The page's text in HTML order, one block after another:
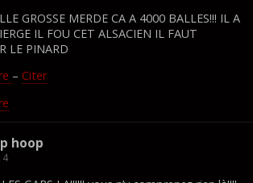
GROSSE MERDE CA A 4000 BALLES!!! IL A
IL FOU CET ALSACIEN IL FAUT
LE PINARD
– Citer
hoop